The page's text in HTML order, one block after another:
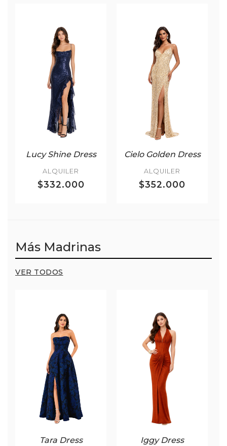
Lucy Shine Dress
ALQUILER
$332.000
Cielo Golden Dress
ALQUILER
$352.000
Más Madrinas
VER TODOS
Tara Dress Iggy Dress